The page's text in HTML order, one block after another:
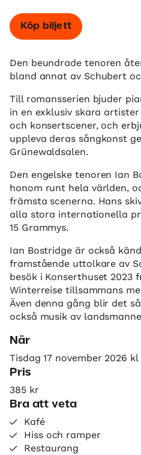
Köp biljett
Den beundrade tenoren
bland annat av Schubert
Till romansserien bjuder
in en exklusiv skara
och konsertscener, och
uppleva deras sångkonst
Grünewaldsalen.
Den engelske tenoren Ian
honom runt hela världen,
främsta scenerna. Hans
alla stora internationella
15 Grammys.
Ian Bostridge är också
framstående uttolkare av
besök i Konserthuset 2023
Winterreise tillsammans
Även denna gång blir det
också musik av
När
Tisdag 17 november 2026 kl
Pris
385 kr
Bra att veta
Kafé
Hiss och ramper
Restaurang